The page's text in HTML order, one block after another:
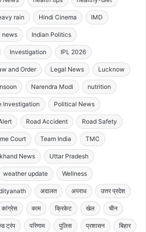
rain Hindi Cinema IMD
news Indian Politics
Investigation IPL 2026
and Order Legal News Lucknow
Narendra Modi nutrition
Investigation Political News
Road Accident Road Safety
Court Team India TMC
News Uttar Pradesh
weather update Wellness
अदालत अपराध उत्तर प्रदेश
कांग्रेस काम क्रिकेट खेल चीन
ट्रंप परिणाम पुलिस प्रशासन बिहार